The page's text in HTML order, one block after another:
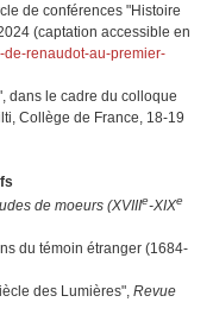
de conférences "Histoire
(captation accessible en
de-renaudot-au-premier-
dans le cadre du colloque
Collège de France, 18-19
de moeurs (XVIIIe-XIXe
du témoin étranger (1684-
des Lumières", Revue